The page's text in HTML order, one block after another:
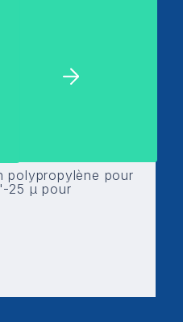
polypropylène pour
25 µ pour